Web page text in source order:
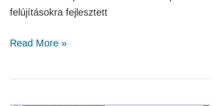
felújításokra fejlesztett
Read More »